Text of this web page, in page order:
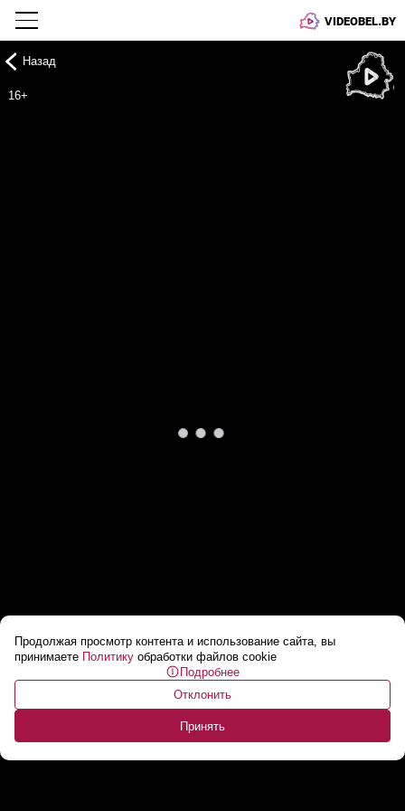
VIDEOBEL.BY
Продолжая просмотр контента и использование сайта, вы
принимаете Политику обработки файлов cookie
Подробнее
Отклонить
Принять
Назад
16+
Мощный шторм надвигается на США